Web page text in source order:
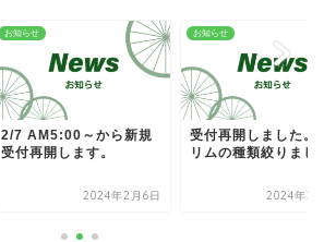
お知らせ
2/7 AM5:00～から新規
受付再開します。
2024年2月6日
お知らせ
受付再開しました。
リムの種類絞りまし
2024年2